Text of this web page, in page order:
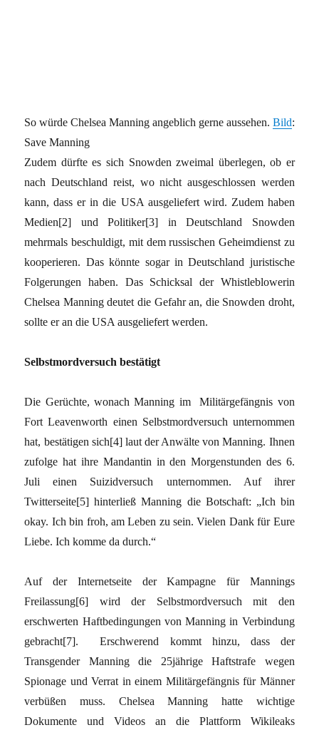
So würde Chelsea Manning angeblich gerne aussehen.Bild:
Save Manning
Zudem dürfte es sich Snowden zweimal überlegen, ob er
nach Deutschland reist, wo nicht ausgeschlossen werden
kann, dass er in die USA ausgeliefert wird. Zudem haben
Medien[2] und Politiker[3] in Deutschland Snowden
mehrmals beschuldigt, mit dem russischen Geheimdienst zu
kooperieren. Das könnte sogar in Deutschland juristische
Folgerungen haben. Das Schicksal der Whistleblowerin
Chelsea Manning deutet die Gefahr an, die Snowden droht,
sollte er an die USA ausgeliefert werden.
Selbstmordversuch bestätigt
Die Gerüchte, wonach Manning im Militärgefängnis von
Fort Leavenworth einen Selbstmordversuch unternommen
hat, bestätigen sich[4]laut der Anwälte von Manning. Ihnen
zufolge hat ihre Mandantin in den Morgenstunden des 6.
Juli einen Suizidversuch unternommen. Auf ihrer
Twitterseite[5] hinterließ Manning die Botschaft: „Ich bin
okay. Ich bin froh, am Leben zu sein. Vielen Dank für Eure
Liebe. Ich komme da durch.“
Auf der Internetseite der Kampagne für Mannings
Freilassung[6] wird der Selbstmordversuch mit den
erschwerten Haftbedingungen von Manning in Verbindung
gebracht[7]. Erschwerend kommt hinzu, dass der
Transgender Manning die 25jährige Haftstrafe wegen
Spionage und Verrat in einem Militärgefängnis für Männer
verbüßen muss. Chelsea Manning hatte wichtige
Dokumente und Videos an die Plattform Wikileaks